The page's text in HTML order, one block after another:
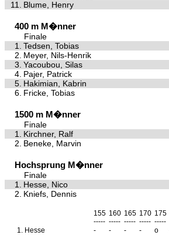
11.
Blume, Henry
400 m M�nner
Finale
1.
Tedsen, Tobias
2. Meyer, Nils-Henrik
3. Yacoubou, Silas
4. Pajer, Patrick
5. Hakimian, Kabrin
6. Fricke, Tobias
1500 m M�nner
Finale
1.
Kirchner, Ralf
2. Beneke, Marvin
Hochsprung M�nner
Finale
1.
Hesse, Nico
2. Kniefs, Dennis
155 160 165 170 175
----- ----- ----- ----- -----
1. Hesse - - - - o